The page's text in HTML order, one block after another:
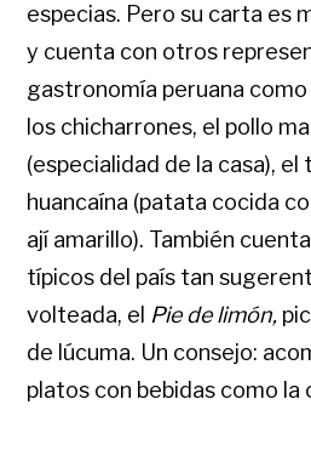
especias. Pero su carta es
y cuenta con otros
gastronomía peruana
los chicharrones, el pollo
(especialidad de la casa), el
huancaína (patata cocida
ají amarillo). También
típicos del país tan
volteada, el Pie de limón,
de lúcuma. Un consejo:
platos con bebidas como la